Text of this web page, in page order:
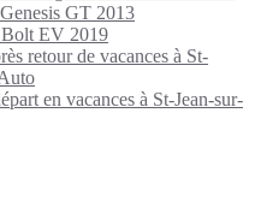
GT 2013
Bolt EV 2019
retour de vacances à St-
en vacances à St-Jean-sur-